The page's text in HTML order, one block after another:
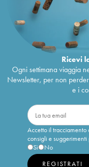
Ricevi
Ogni settimana viaggia
Newsletter, per non
e i
Accetto il
consigli e suggerimenti
Sì
No
REGISTRATI